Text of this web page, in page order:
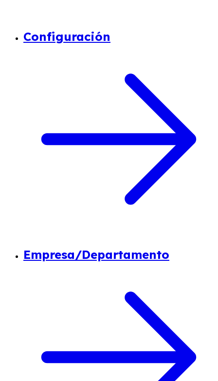
Configuración
Empresa/Departamento